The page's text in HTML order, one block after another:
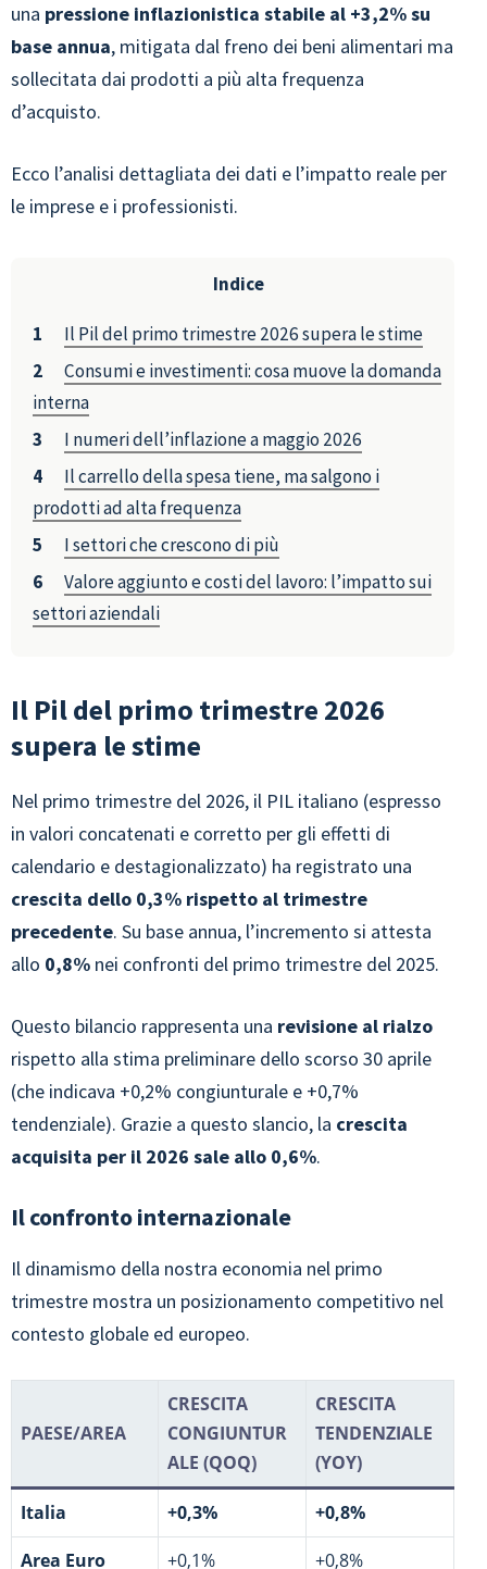
una pressione inflazionistica stabile al +3,2% su
base annua, mitigata dal freno dei beni alimentari ma
sollecitata dai prodotti a più alta frequenza
d’acquisto.
Ecco l’analisi dettagliata dei dati e l’impatto reale per
le imprese e i professionisti.
Indice
Il Pil del primo trimestre 2026 supera le stime
Consumi e investimenti: cosa muove la domanda
interna
I numeri dell’inflazione a maggio 2026
Il carrello della spesa tiene, ma salgono i
prodotti ad alta frequenza
I settori che crescono di più
Valore aggiunto e costi del lavoro: l’impatto sui
settori aziendali
Il Pil del primo trimestre 2026
supera le stime
Nel primo trimestre del 2026, il PIL italiano (espresso
in valori concatenati e corretto per gli effetti di
calendario e destagionalizzato) ha registrato una
crescita dello 0,3% rispetto al trimestre
precedente. Su base annua, l’incremento si attesta
allo 0,8% nei confronti del primo trimestre del 2025.
Questo bilancio rappresenta una revisione al rialzo
rispetto alla stima preliminare dello scorso 30 aprile
(che indicava +0,2% congiunturale e +0,7%
tendenziale). Grazie a questo slancio, la crescita
acquisita per il 2026 sale allo 0,6%.
Il confronto internazionale
Il dinamismo della nostra economia nel primo
trimestre mostra un posizionamento competitivo nel
contesto globale ed europeo.
PAESE/AREA
CRESCITA
CONGIUNTUR
ALE (QOQ)
CRESCITA
TENDENZIALE
(YOY)
Italia +0,3%
+0,8%
Area Euro
+0,1%
+0,8%